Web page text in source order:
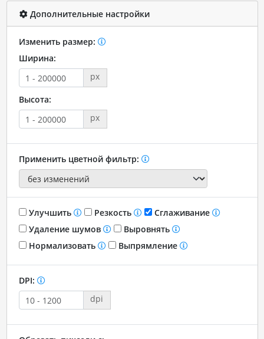
Дополнительные настройки
Изменить размер:
Ширина:
px
Высота:
px
Применить цветной фильтр:
Улучшить Резкость
Сглаживание
Удаление шумов
Выровнять
Нормализовать
Выпрямление
DPI:
dpi